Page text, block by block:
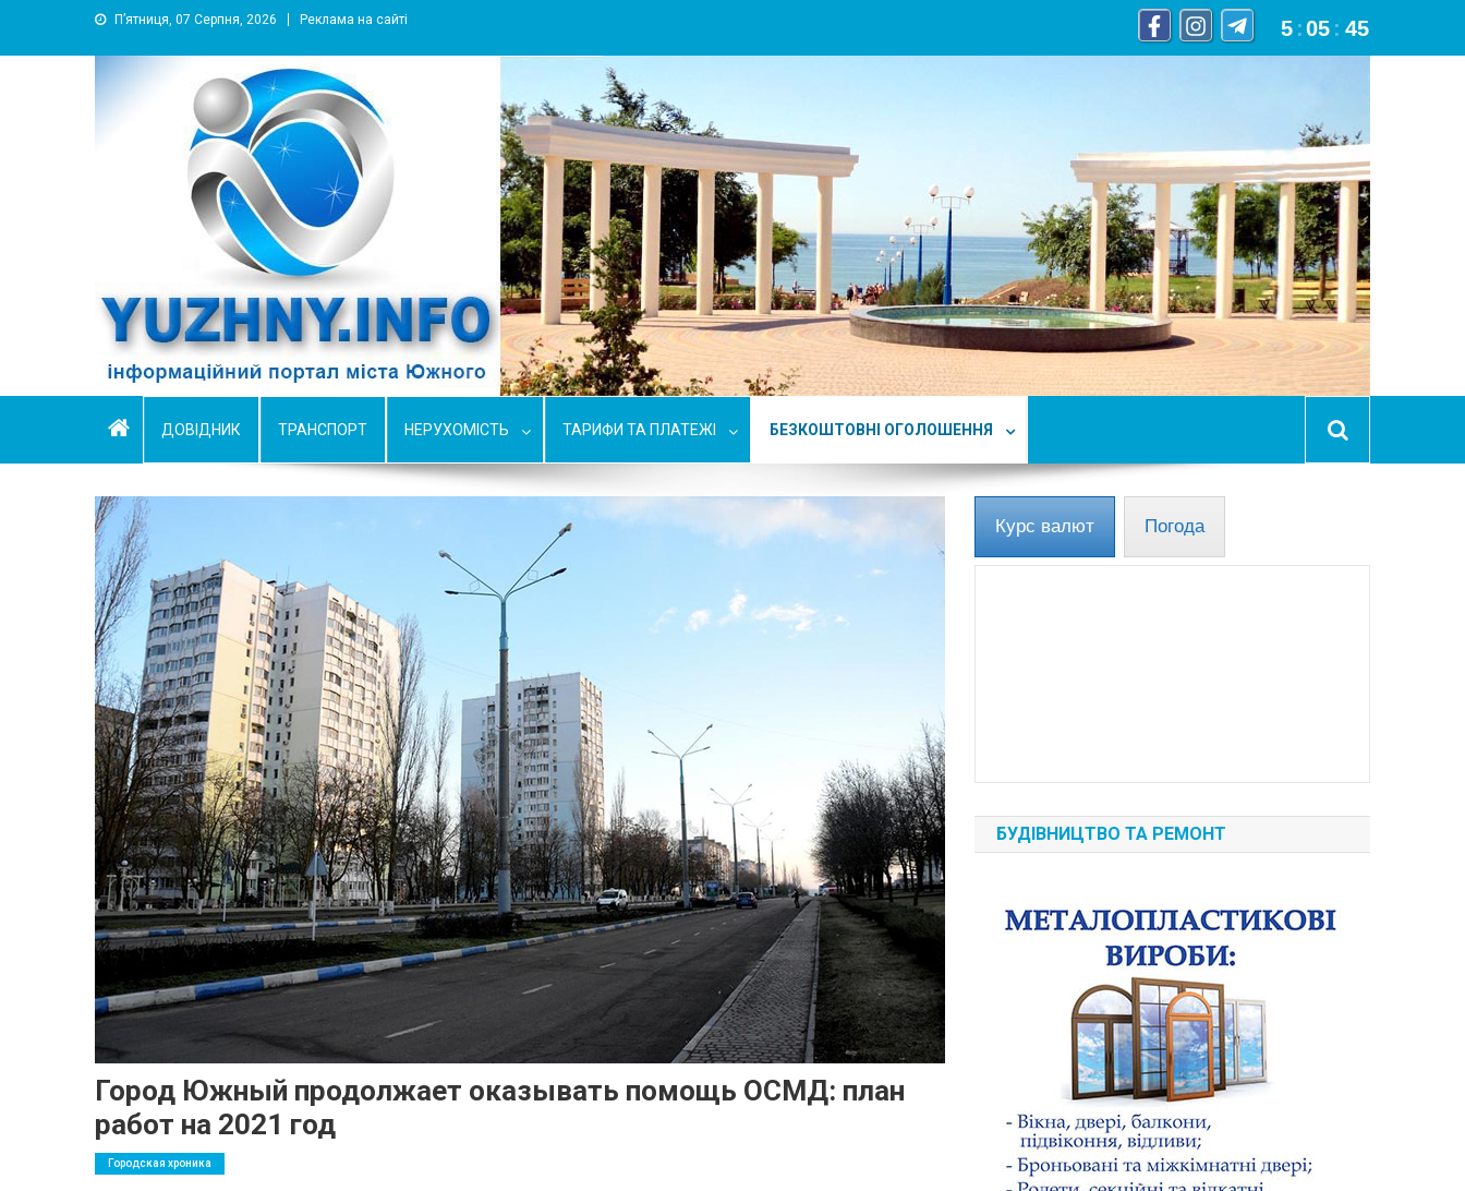
П’ятниця, 07 Серпня, 2026 Реклама на сайті 5 :05 : 46
YUZHNY.INFO
информационный портал города Южный
ДОВІДНИК ТРАНСПОРТ НЕРУХОМІСТЬ ТАРИФИ ТА ПЛАТЕЖІ БЕЗКОШТОВНІ ОГОЛОШЕННЯ
Город Южный продолжает оказывать помощь ОСМД: план
работ на 2021 год
Городская хроника
Курс валют Погода
БУДІВНИЦТВО ТА РЕМОНТ